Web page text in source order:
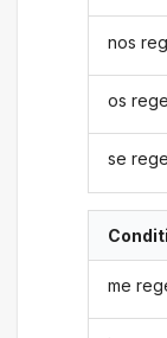
nos
os
se
me